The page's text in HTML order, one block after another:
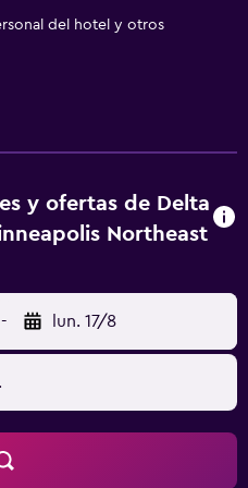
hipoalergénicos, cambio
Se ofrece servicio de
del hotel y otros
y ofertas de Delta
Northeast
- lun. 17/8